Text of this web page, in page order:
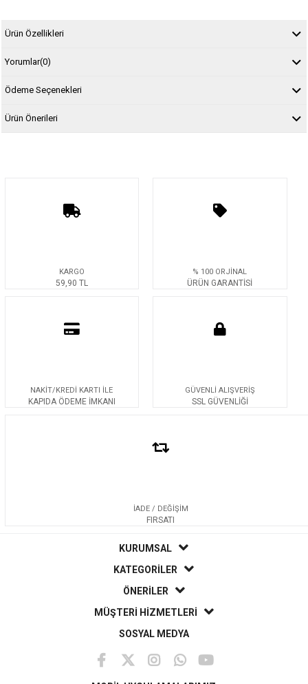
Ürün Özellikleri
Yorumlar(0)
Ödeme Seçenekleri
Ürün Önerileri
KARGO
59,90 TL
% 100 ORJİNAL
ÜRÜN GARANTİSİ
NAKİT/KREDİ KARTI İLE
KAPIDA ÖDEME İMKANI
GÜVENLİ ALIŞVERİŞ
SSL GÜVENLİĞİ
İADE / DEĞİŞİM
FIRSATI
KURUMSAL
KATEGORİLER
ÖNERİLER
MÜŞTERİ HİZMETLERİ
SOSYAL MEDYA